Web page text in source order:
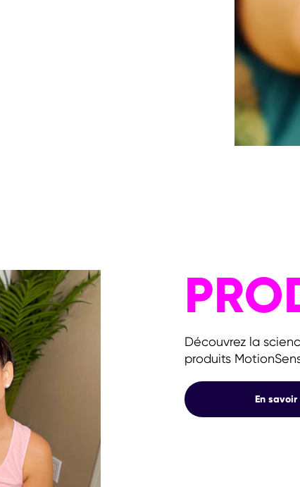
Découvrez la
produits
En savoir